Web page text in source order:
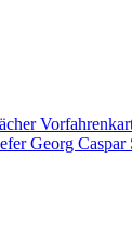
Georg Caspar